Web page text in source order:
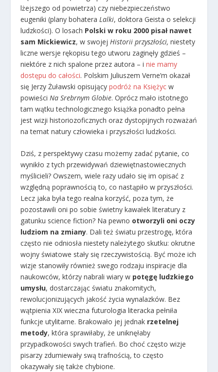
lżejszego od powietrza) czy niebezpieczeństwo
eugeniki (plany bohatera Lalki, doktora Geista o selekcji
ludzkości). O losach Polski w roku 2000 pisał nawet
sam Mickiewicz, w swojej Historii przyszłości, niestety
liczne wersje rękopisu tego utworu zaginęły gdzieś –
niektóre z nich spalone przez autora – inie mamy
dostępu do całości. Polskim Juliuszem Verne’m okazał
się Jerzy Żuławski opisującypodróż na Księżyc w
powieści Na Srebrnym Globie. Oprócz mało istotnego
tam wątku technologicznego książka ponadto pełna
jest wizji historiozoficznych oraz dystopijnych rozważań
na temat natury człowieka i przyszłości ludzkości.
Dziś, z perspektywy czasu możemy zadać pytanie, co
wynikło z tych przewidywań dziewiętnastowiecznych
myślicieli? Owszem, wiele razy udało się im opisać z
względną poprawnością to, co nastąpiło w przyszłości.
Lecz jaka była tego realna korzyść, poza tym, że
pozostawili oni po sobie świetny kawałek literatury z
gatunku science fiction? Na pewno otworzyli oni oczy
ludziom na zmiany. Dali też światu przestrogę, która
często nie odniosła niestety należytego skutku: okrutne
wojny światowe stały się rzeczywistością. Być może ich
wizje stanowiły również swego rodzaju inspiracje dla
naukowców, którzy nabrali wiary w potęgę ludzkiego
umysłu, dostarczając światu znakomitych,
rewolucjonizujących jakość życia wynalazków. Bez
wątpienia XIX wieczna futurologia literacka pełniła
funkcje utylitarne. Brakowało jej jednak rzetelnej
metody, która sprawiłaby, że uniknęłaby
przypadkowości swych trafień. Bo choć często wizje
pisarzy zdumiewały swą trafnością, to często
okazywały się także chybione.